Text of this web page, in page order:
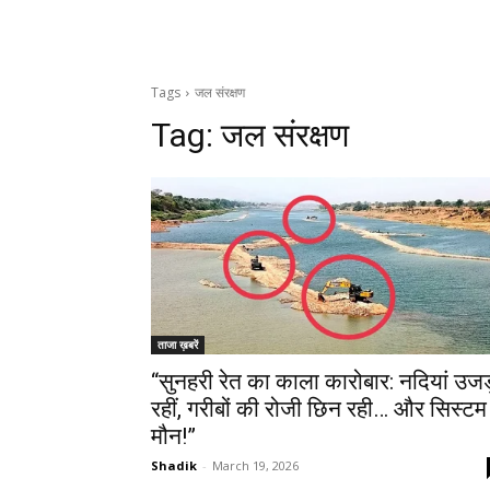
Tags जल संरक्षण
Tag:जल संरक्षण
ताजा ख़बरें
“सुनहरी रेत का काला कारोबार: नदियां
रहीं, गरीबों की रोजी छिन रही… और सिस्टम
मौन!”
Shadik - March 19, 2026